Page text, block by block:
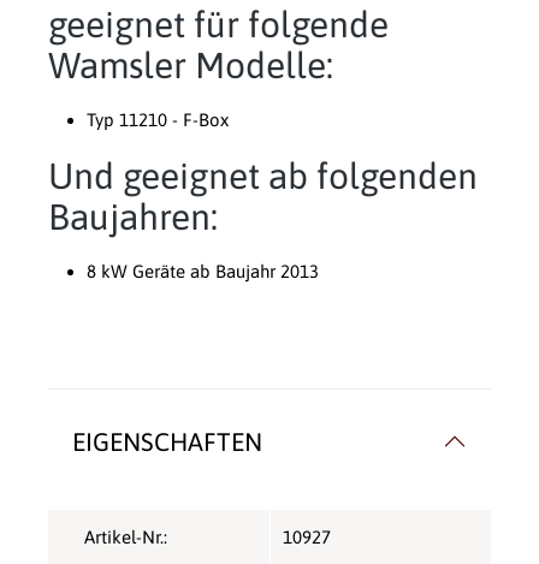
geeignet für folgende
Wamsler Modelle:
Typ 11210 - F-Box
Und geeignet ab folgenden
Baujahren:
8 kW Geräte ab Baujahr 2013
EIGENSCHAFTEN
Artikel-Nr.: 10927